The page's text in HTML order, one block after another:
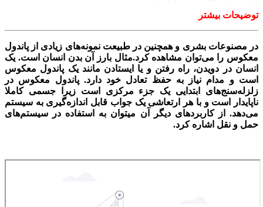
توضیحات بیشتر
در مصنوعات بشری و همچنین در طبیعت نمونه‌های زیادی از پاندول
معکوس را می‌توان مشاهده کرد.مثال بارز آن بدن انسان است. یک
انسان در دویدن، راه رفتن و یا ایستادن مانند یک پاندول معکوس
است و مدام نیاز به حفظ تعادل خود دارد. پاندول معکوس در
زلزله‌سنج‌های ابتدایی یک جزء مرکزی است زیرا جسمی کاملا
ناپایدار است و با هر ارتعاشی یک جواب قابل اندازه‌گیری به سیستم
می‌دهد. از کاربردهای دیگر آن میتوان به استفاده در سیستم‌های
حمل و نقل اشاره کرد.